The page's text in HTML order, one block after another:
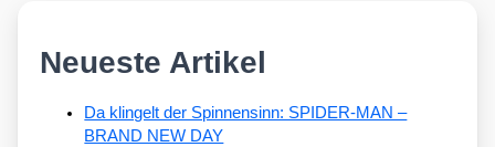
Neueste Artikel
Da klingelt der Spinnensinn: SPIDER-MAN –
BRAND NEW DAY